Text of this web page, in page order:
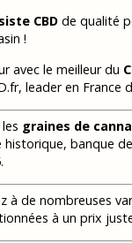
CBDde qualité
!
avec le meilleur du
leader en France
graines de
historique, banque
à de nombreuses
à un prix